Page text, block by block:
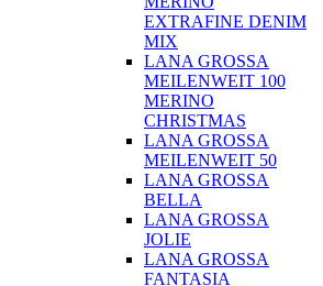
EXTRAFINE DENIM
MIX
LANA GROSSA
MEILENWEIT 100
MERINO
CHRISTMAS
LANA GROSSA
MEILENWEIT 50
LANA GROSSA
BELLA
LANA GROSSA
JOLIE
LANA GROSSA
FANTASIA